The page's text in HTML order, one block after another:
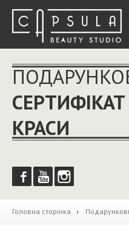
ПОСЛУГИ
Лікування та відновлення
Перукарськіпослуги
Оформленнята корекція брів
КРАСИ
Головна сторінка